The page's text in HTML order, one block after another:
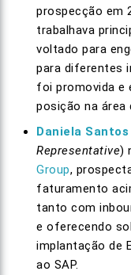
prospecção em
trabalhava
voltado para
para diferentes
foi promovida e
posição na área
Daniela Santos
Representative)
Group,
faturamento
tanto com
e oferecendo
implantação de
ao SAP.